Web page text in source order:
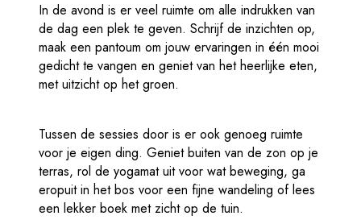
In de avond is er veel ruimte om alle indrukken van
de dag een plek te geven. Schrijf de inzichten op,
maak een pantoum om jouw ervaringen in één mooi
gedicht te vangen en geniet van het heerlijke eten,
met uitzicht op het groen.
Tussen de sessies door is er ook genoeg ruimte
voor je eigen ding. Geniet buiten van de zon op je
terras, rol de yogamat uit voor wat beweging, ga
eropuit in het bos voor een fijne wandeling of lees
een lekker boek met zicht op de tuin.